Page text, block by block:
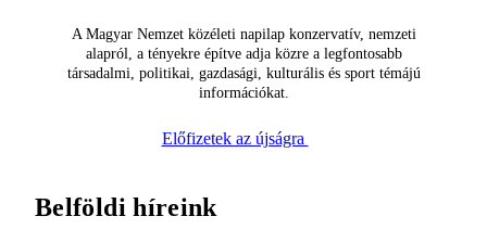
A Magyar Nemzet közéleti napilap konzervatív, nemzeti
alapról, a tényekre építve adja közre a legfontosabb
társadalmi, politikai, gazdasági, kulturális és sport témájú
információkat.
Előfizetek az újságra
Belföldi híreink